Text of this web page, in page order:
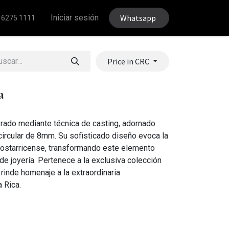
1111 Iniciar sesión Whatsapp
Price in CRC
mediante técnica de casting, adornado
de 8mm. Su sofisticado diseño evoca la
transformando este elemento
joyería. Pertenece a la exclusiva colección
homenaje a la extraordinaria
Rica.